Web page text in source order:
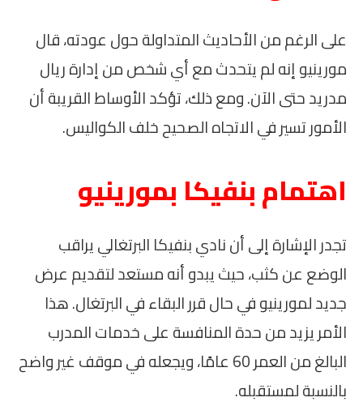
على الرغم من الأحاديث المتداولة حول عودته، قال
مورينيو إنه لم يتحدث مع أي شخص من إدارة ريال
مدريد حتى الآن. ومع ذلك، تؤكد الأوساط القريبة أن
الأمور تسير في الاتجاه الصحيح خلف الكواليس.
اهتمام بنفيكا بمورينيو
تجدر الإشارة إلى أن نادي بنفيكا البرتغالي يراقب
الوضع عن كثب، حيث يبدو أنه مستعد لتقديم عرض
جديد لمورينيو في حال قرر البقاء في البرتغال. هذا
الأمر يزيد من حدة المنافسة على خدمات المدرب
البالغ من العمر 60 عامًا، ويجعله في موقف غير واضح
بالنسبة لمستقبله.